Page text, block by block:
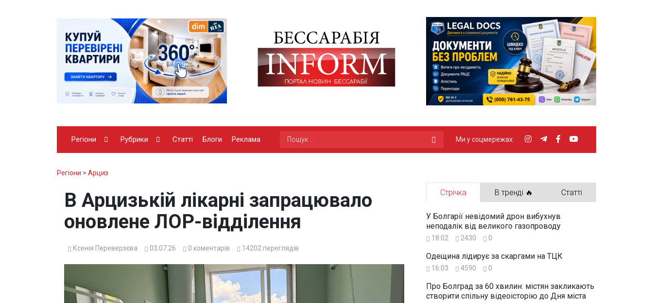
Регіони Рубрики Статті Блоги Реклама Ми у соцмережах:
Регіони > Арциз
В Арцизькій лікарні запрацювало
оновлене ЛОР-відділення
Ксенія Переверзєва 03.07.26 0 коментарів 14202 переглядів
Стрічка В тренді 🔥 Статті
У Болгарії невідомий дрон вибухнув
неподалік від великого газопроводу
18:02 2430 0
Одещина лідирує за скаргами на ТЦК
16:03 4590 0
Про Болград за 60 хвилин: містян закликають
створити спільну відеоісторію до Дня міста